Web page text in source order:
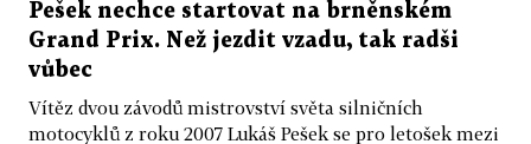
Pešek nechce startovat na brněnském
Grand Prix. Než jezdit vzadu, tak radši
vůbec
Vítěz dvou závodů mistrovství světa silničních
motocyklů z roku 2007 Lukáš Pešek se pro letošek mezi